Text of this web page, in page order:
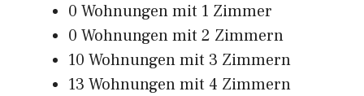
0 Wohnungen mit 1 Zimmer
0 Wohnungen mit 2 Zimmern
10 Wohnungen mit 3 Zimmern
13 Wohnungen mit 4 Zimmern